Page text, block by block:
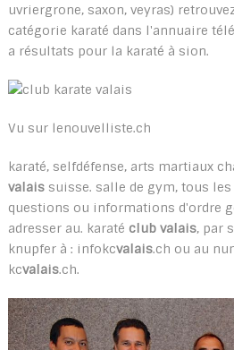
uvriergrone, saxon, veyras)
catégorie karaté dans l'annuaire
a résultats pour la karaté à sion.
Vu sur lenouvelliste.ch
karaté, selfdéfense, arts martiaux
valaissuisse. salle de gym, tous les
questions ou informations d'ordre
adresser au. karaté club valais, par
knupfer à : infokcvalais.ch ou au
kcvalais.ch.